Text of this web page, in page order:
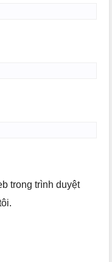
trong trình duyệt